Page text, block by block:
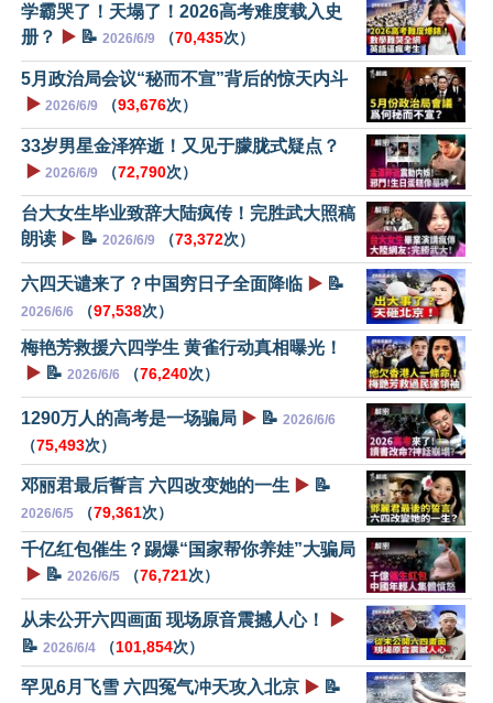
学霸哭了！天塌了！2026高考难度载入史
册？
▶️ 📝 2026/6/9 （70,435次）
5月政治局会议“秘而不宣”背后的惊天内斗
▶️ 2026/6/9 （93,676次）
33岁男星金泽猝逝！又见于朦胧式疑点？
▶️ 2026/6/9 （72,790次）
台大女生毕业致辞大陆疯传！完胜武大照稿
朗读 ▶️ 📝 2026/6/9 （73,372次）
六四天谴来了？中国穷日子全面降临 ▶️ 📝
2026/6/6 （97,538次）
梅艳芳救援六四学生 黄雀行动真相曝光！
▶️ 📝 2026/6/6 （76,240次）
1290万人的高考是一场骗局 ▶️ 📝 2026/6/6
（75,493次）
邓丽君最后誓言 六四改变她的一生 ▶️ 📝
2026/6/5 （79,361次）
千亿红包催生？踢爆“国家帮你养娃”大骗局
▶️ 📝 2026/6/5 （76,721次）
从未公开六四画面 现场原音震撼人心！
▶️
📝 2026/6/4 （101,854次）
罕见6月飞雪 六四冤气冲天攻入北京 ▶️ 📝